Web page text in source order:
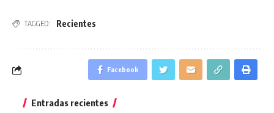
TAGGED: Recientes
Facebook
Entradas recientes